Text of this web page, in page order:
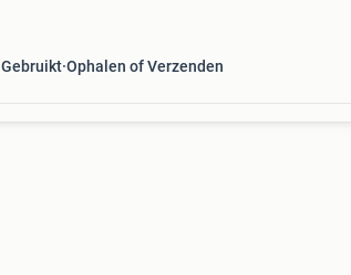
Gebruikt Ophalen of Verzenden